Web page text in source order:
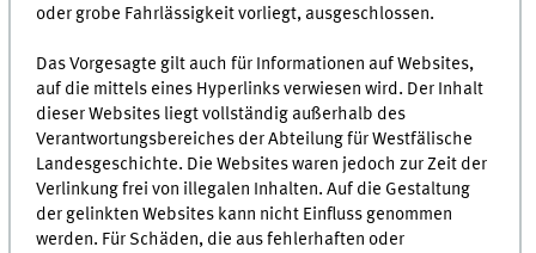
oder grobe Fahrlässigkeit vorliegt, ausgeschlossen.
Das Vorgesagte gilt auch für Informationen auf Websites,
auf die mittels eines Hyperlinks verwiesen wird. Der Inhalt
dieser Websites liegt vollständig außerhalb des
Verantwortungsbereiches der Abteilung für Westfälische
Landesgeschichte. Die Websites waren jedoch zur Zeit der
Verlinkung frei von illegalen Inhalten. Auf die Gestaltung
der gelinkten Websites kann nicht Einfluss genommen
werden. Für Schäden, die aus fehlerhaften oder